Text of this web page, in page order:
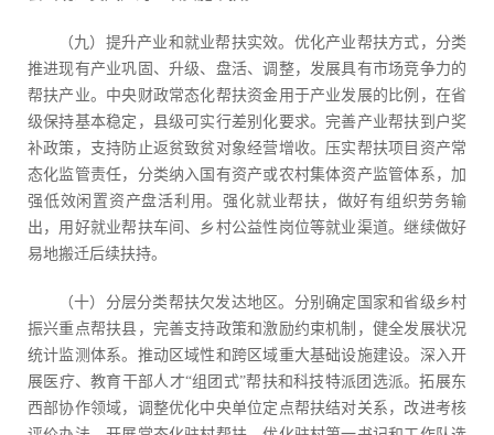
（九）提升产业和就业帮扶实效。优化产业帮扶方式，分类
推进现有产业巩固、升级、盘活、调整，发展具有市场竞争力的
帮扶产业。中央财政常态化帮扶资金用于产业发展的比例，在省
级保持基本稳定，县级可实行差别化要求。完善产业帮扶到户奖
补政策，支持防止返贫致贫对象经营增收。压实帮扶项目资产常
态化监管责任，分类纳入国有资产或农村集体资产监管体系，加
强低效闲置资产盘活利用。强化就业帮扶，做好有组织劳务输
出，用好就业帮扶车间、乡村公益性岗位等就业渠道。继续做好
易地搬迁后续扶持。
（十）分层分类帮扶欠发达地区。分别确定国家和省级乡村
振兴重点帮扶县，完善支持政策和激励约束机制，健全发展状况
统计监测体系。推动区域性和跨区域重大基础设施建设。深入开
展医疗、教育干部人才“组团式”帮扶和科技特派团选派。拓展东
西部协作领域，调整优化中央单位定点帮扶结对关系，改进考核